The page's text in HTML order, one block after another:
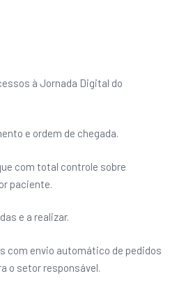
à Jornada Digital do
e ordem de chegada.
com total controle sobre
paciente.
e a realizar.
com envio automático de pedidos
o setor responsável.